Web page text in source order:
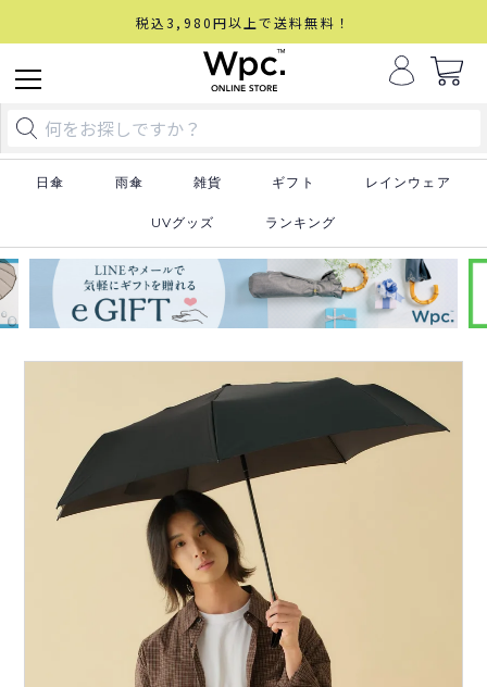
税込3,980円以上で送料無料！
日傘 雨傘 雑貨 ギフト レインウェア
UVグッズ ランキング